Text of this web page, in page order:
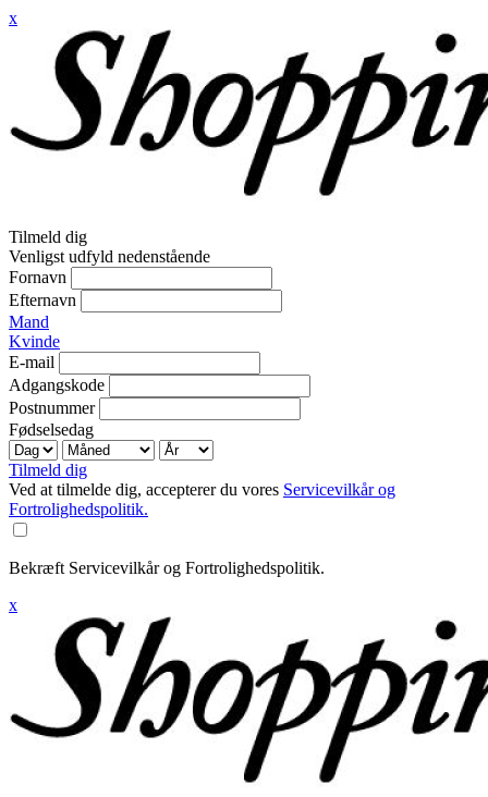
x
Tilmeld dig
Venligst udfyld nedenstående
Fornavn
Efternavn
Mand
Kvinde
E-mail
Adgangskode
Postnummer
Fødselsedag
Tilmeld dig
Ved at tilmelde dig, accepterer du vores Servicevilkår og
Fortrolighedspolitik.
Bekræft Servicevilkår og Fortrolighedspolitik.
x